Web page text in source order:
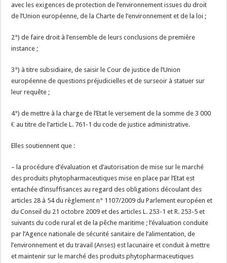
avec les exigences de protection de l’environnement issues du droit
de l’Union européenne, de la Charte de l’environnement et de la loi ;
2°) de faire droit à l’ensemble de leurs conclusions de première
instance ;
3°) à titre subsidiaire, de saisir le Cour de justice de l’Union
européenne de questions préjudicielles et de surseoir à statuer sur
leur requête ;
4°) de mettre à la charge de l’Etat le versement de la somme de 3 000
€ au titre de l’article L. 761-1 du code de justice administrative.
Elles soutiennent que :
– la procédure d’évaluation et d’autorisation de mise sur le marché
des produits phytopharmaceutiques mise en place par l’Etat est
entachée d’insuffisances au regard des obligations découlant des
articles 28 à 54 du règlement n° 1107/2009 du Parlement européen et
du Conseil du 21 octobre 2009 et des articles L. 253-1 et R. 253-5 et
suivants du code rural et de la pêche maritime ; l’évaluation conduite
par l’Agence nationale de sécurité sanitaire de l’alimentation, de
l’environnement et du travail (Anses) est lacunaire et conduit à mettre
et maintenir sur le marché des produits phytopharmaceutiques